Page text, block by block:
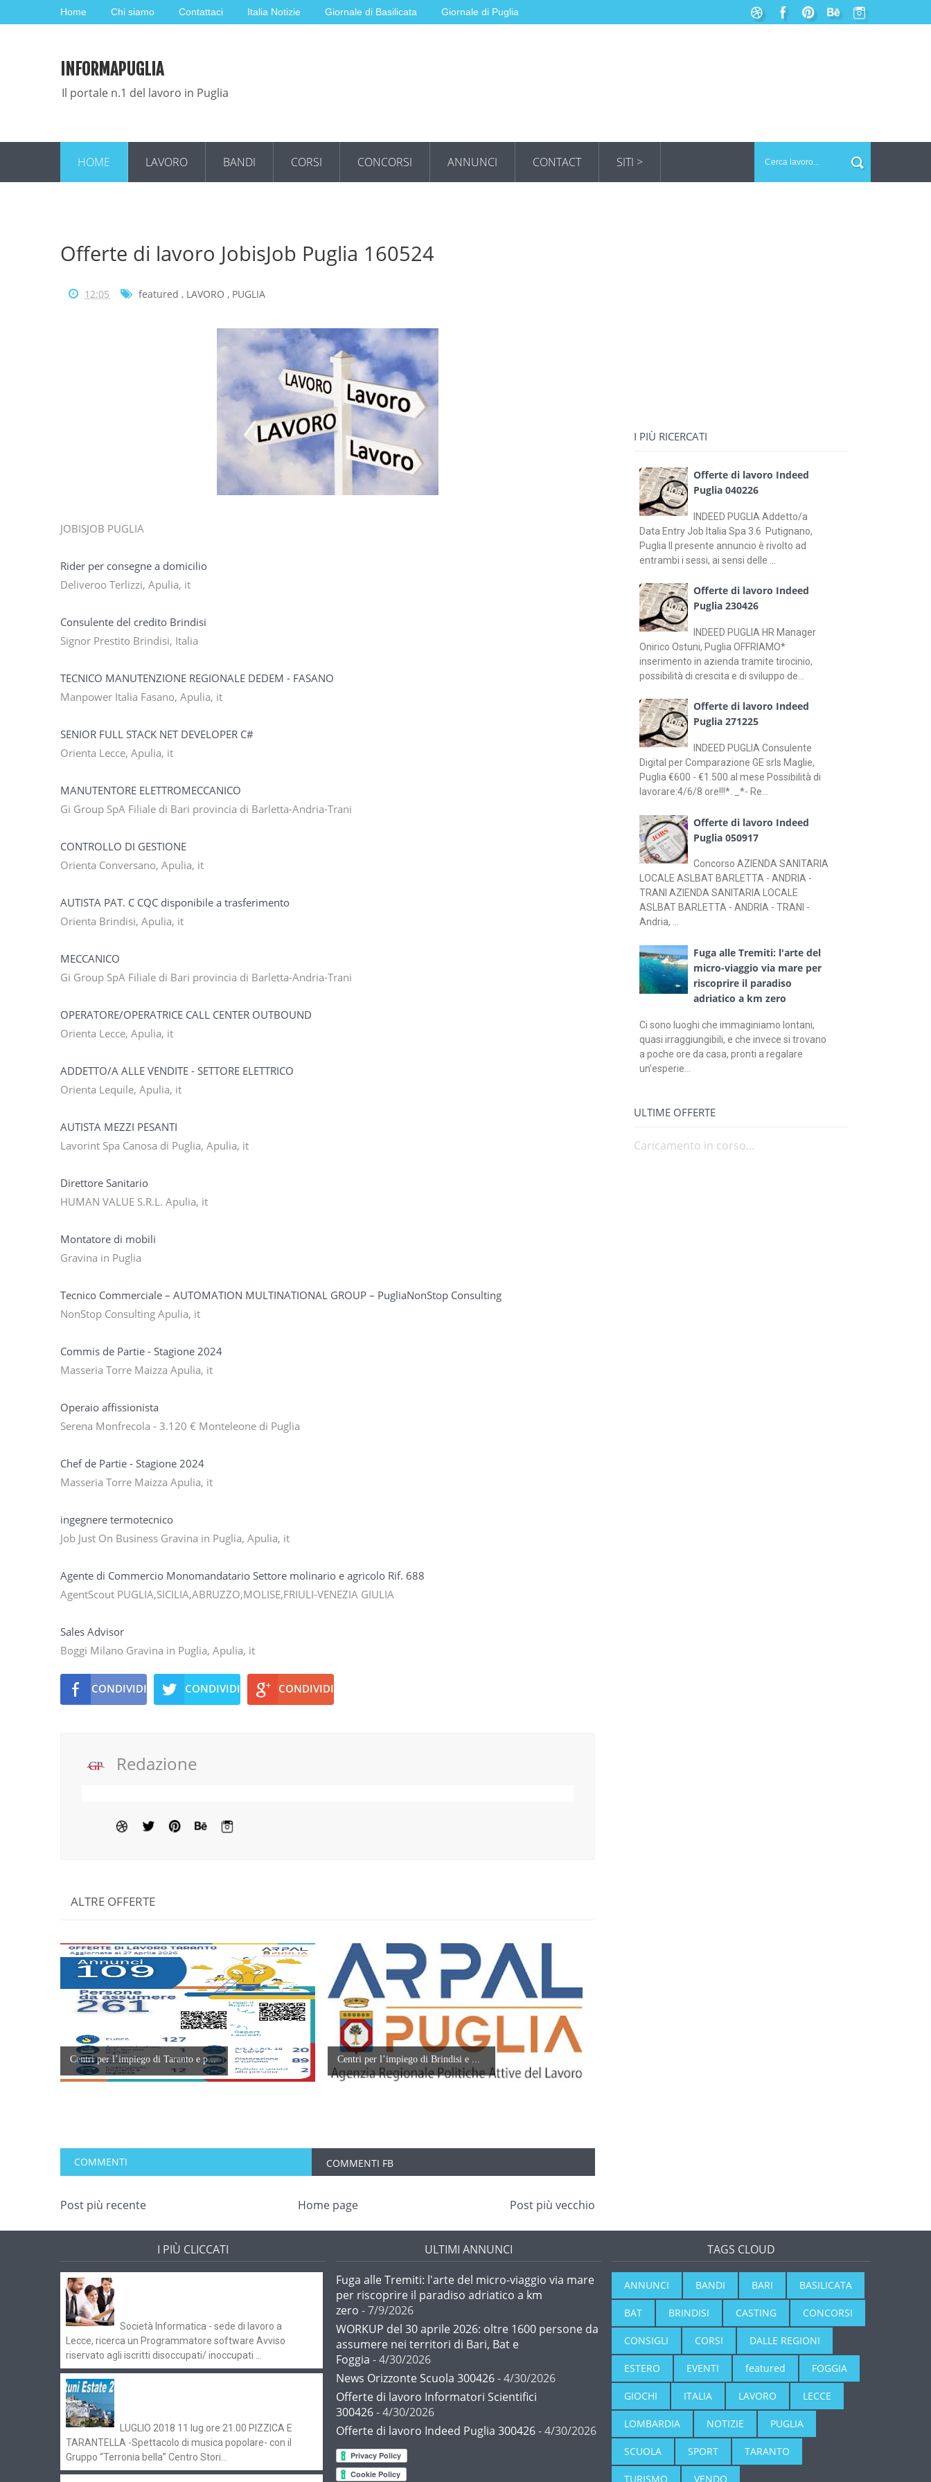
Home Chi siamo Contattaci Italia Notizie Giornale di Basilicata Giornale di Puglia
INFORMAPUGLIA
Il portale n.1 del lavoro in Puglia
HOME LAVORO BANDI CORSI CONCORSI ANNUNCI CONTACT SITI >
Offerte di lavoro JobisJob Puglia 160524
12:05 featured , LAVORO , PUGLIA
JOBISJOB PUGLIA
Rider per consegne a domicilio
Deliveroo Terlizzi, Apulia, it
Consulente del credito Brindisi
Signor Prestito Brindisi, Italia
TECNICO MANUTENZIONE REGIONALE DEDEM - FASANO
Manpower Italia Fasano, Apulia, it
SENIOR FULL STACK NET DEVELOPER C#
Orienta Lecce, Apulia, it
MANUTENTORE ELETTROMECCANICO
Gi Group SpA Filiale di Bari provincia di Barletta-Andria-Trani
CONTROLLO DI GESTIONE
Orienta Conversano, Apulia, it
AUTISTA PAT. C CQC disponibile a trasferimento
Orienta Brindisi, Apulia, it
MECCANICO
Gi Group SpA Filiale di Bari provincia di Barletta-Andria-Trani
OPERATORE/OPERATRICE CALL CENTER OUTBOUND
Orienta Lecce, Apulia, it
ADDETTO/A ALLE VENDITE - SETTORE ELETTRICO
Orienta Lequile, Apulia, it
AUTISTA MEZZI PESANTI
Lavorint Spa Canosa di Puglia, Apulia, it
Direttore Sanitario
HUMAN VALUE S.R.L. Apulia, it
Montatore di mobili
Gravina in Puglia
Tecnico Commerciale – AUTOMATION MULTINATIONAL GROUP – PugliaNonStop Consulting
NonStop Consulting Apulia, it
Commis de Partie - Stagione 2024
Masseria Torre Maizza Apulia, it
Operaio affissionista
Serena Monfrecola - 3.120 € Monteleone di Puglia
Chef de Partie - Stagione 2024
Masseria Torre Maizza Apulia, it
ingegnere termotecnico
Job Just On Business Gravina in Puglia, Apulia, it
Agente di Commercio Monomandatario Settore molinario e agricolo Rif. 688
AgentScout PUGLIA,SICILIA,ABRUZZO,MOLISE,FRIULI-VENEZIA GIULIA
Sales Advisor
Boggi Milano Gravina in Puglia, Apulia, it
CONDIVIDI CONDIVIDI CONDIVIDI
Redazione
ALTRE OFFERTE
Centri per l’impiego di Taranto e p... Centri per l’impiego di Brindisi e ...
COMMENTI COMMENTI FB
Post più recente Post più vecchio
Home page
I PIÙ RICERCATI
Offerte di lavoro Indeed
Puglia 040226
INDEED PUGLIA Addetto/a
Data Entry Job Italia Spa 3.6 Putignano,
Puglia Il presente annuncio è rivolto ad
entrambi i sessi, ai sensi delle ...
Offerte di lavoro Indeed
Puglia 230426
INDEED PUGLIA HR Manager
Onirico Ostuni, Puglia OFFRIAMO*
inserimento in azienda tramite tirocinio,
possibilità di crescita e di sviluppo de...
Offerte di lavoro Indeed
Puglia 271225
INDEED PUGLIA Consulente
Digital per Comparazione GE srls Maglie,
Puglia €600 - €1.500 al mese Possibilità di
lavorare:4/6/8 ore!!!*. _*- Re...
Offerte di lavoro Indeed
Puglia 050917
Concorso AZIENDA SANITARIA
LOCALE ASLBAT BARLETTA - ANDRIA -
TRANI AZIENDA SANITARIA LOCALE
ASLBAT BARLETTA - ANDRIA - TRANI -
Andria, ...
Fuga alle Tremiti: l'arte del
micro-viaggio via mare per
riscoprire il paradiso
adriatico a km zero
Ci sono luoghi che immaginiamo lontani,
quasi irraggiungibili, e che invece si trovano
a poche ore da casa, pronti a regalare
un'esperie...
ULTIME OFFERTE
Caricamento in corso...
I PIÙ CLICCATI
Società Informatica - sede di lavoro a
Lecce, ricerca un Programmatore software Avviso
riservato agli iscritti disoccupati/ inoccupati ...
LUGLIO 2018 11 lug ore 21.00 PIZZICA E
TARANTELLA -Spettacolo di musica popolare- con il
Gruppo “Terronia bella” Centro Stori...
ULTIMI ANNUNCI
Fuga alle Tremiti: l'arte del micro-viaggio via mare
per riscoprire il paradiso adriatico a km
zero - 7/9/2026
WORKUP del 30 aprile 2026: oltre 1600 persone da
assumere nei territori di Bari, Bat e
Foggia - 4/30/2026
News Orizzonte Scuola 300426- 4/30/2026
Offerte di lavoro Informatori Scientifici
300426- 4/30/2026
Offerte di lavoro Indeed Puglia 300426- 4/30/2026
TAGS CLOUD
ANNUNCI BANDI BARI BASILICATA
BAT BRINDISI CASTING CONCORSI
CONSIGLI CORSI DALLE REGIONI
ESTERO EVENTI featured FOGGIA
GIOCHI ITALIA LAVORO LECCE
LOMBARDIA NOTIZIE PUGLIA
SCUOLA SPORT TARANTO
TURISMO VENDO